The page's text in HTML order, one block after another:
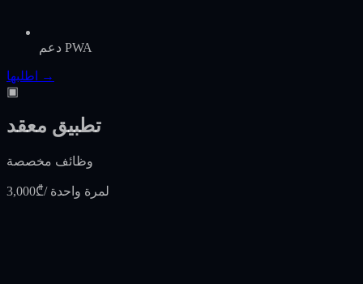
دعم PWA
اطلبها →
▣
تطبيق معقد
وظائف مخصصة
3,000₾ / لمرة واحدة